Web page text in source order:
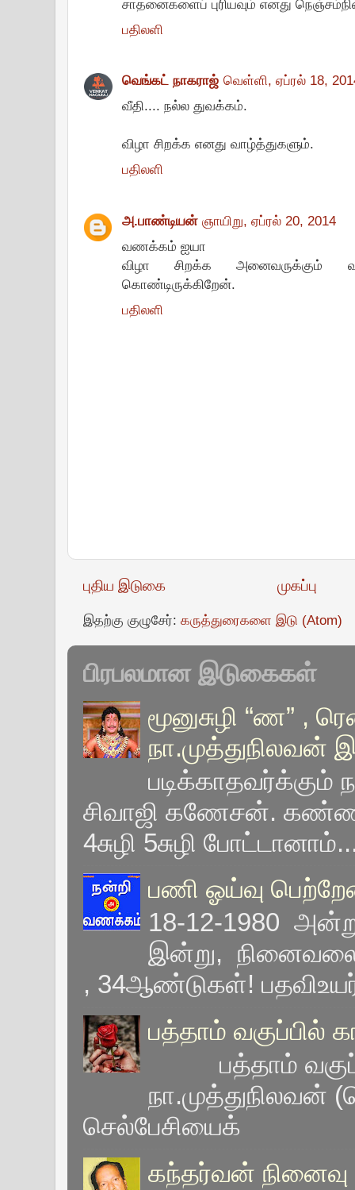
சாதனைகளைப் புரியவும் எனது
பதிலளி
வெங்கட் நாகராஜ் வெள்ளி, ஏப்ரல் 18,
வீதி.... நல்ல துவக்கம்.
விழா சிறக்க எனது வாழ்த்துகளும்.
பதிலளி
அ.பாண்டியன் ஞாயிறு, ஏப்ரல் 20, 2014
வணக்கம் ஐயா
விழா சிறக்க அனைவருக்கும்
கொண்டிருக்கிறேன்.
பதிலளி
புதிய இடுகை முகப்பு
இதற்கு குழுசேர்: கருத்துரைகளை இடு (Atom)
பிரபலமான இடுகைகள்
மூனுசுழி “ண” ,
படிக்காதவர்க்கும்
சிவாஜி கணேசன்.
4சுழி 5சுழி
பணி ஓய்வு
18-12-1980
இன்று,
, 34ஆண்டுகள்!
பத்தாம் வகுப்பில்
பத்தாம்
நா.முத்துநிலவன்
கந்தர்வன் நினைவு